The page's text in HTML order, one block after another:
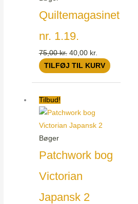
Quiltemagasinet
nr. 1.19.
75,00kr. 40,00 kr.
TILFØJ TIL KURV
Tilbud!
Bøger
Patchwork bog
Victorian
Japansk 2
pris
var: